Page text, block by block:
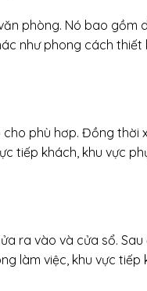
phòng. Nó bao gồm
như phong cách
phù hơp. Đồng thời
tiếp khách, khu vực
ra vào và cửa sổ.
làm việc, khu vực tiếp